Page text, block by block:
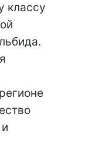
классу